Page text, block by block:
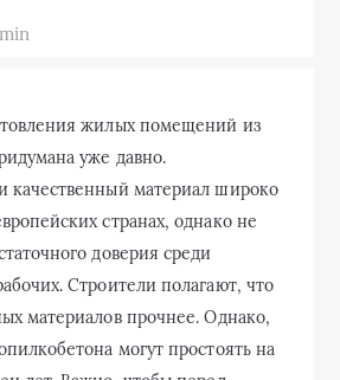
жилых помещений из
уже давно.
качественный материал широко
странах, однако не
доверия среди
Строители полагают, что
материалов прочнее. Однако,
могут простоять на